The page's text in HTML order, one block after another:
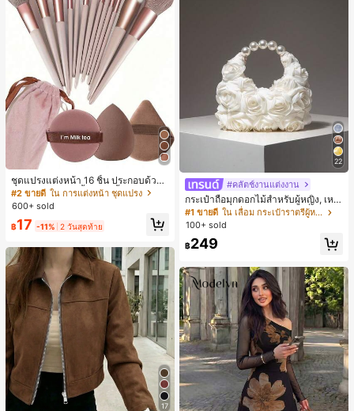
ชุดแปรงแต่งหน้า 16 ชิ้น ประกอบด้วยแ
ปรงแต่งหน้า 13 ชิ้น, ฟองน้ำแต่งหน้ารู
ปหยดน้ำ 1 ชิ้น, แปรงแป้งรองพื้นกลม 1
1 ชิ้น - ชุดคลาสสิก ทำจากขนสังเคราะ
หญิงและเด็กผู้หญิง เหมาะสำหรับฤดูใบ
ไม้ร่วงและฤดูหนาว
#2 ขายดี ใน การแต่งหน้า ชุดแปรง
600+ sold
฿17 -11% 2 วันสุดท้าย
17
22
#คลัตช์งานแต่งงาน
กระเป๋าถือมุกดอกไม้สำหรับผู้หญิง, เหม
าะสำหรับชุดราตรี, ชุดบอล, เครื่องประ
ดับงานแต่งงาน, กระเป๋าสตางค์สุภาพส
สุ่ม)
#1 ขายดี
ใน เลื่อม กระเป๋าราตรีผู้หญิง
100+ sold
฿249